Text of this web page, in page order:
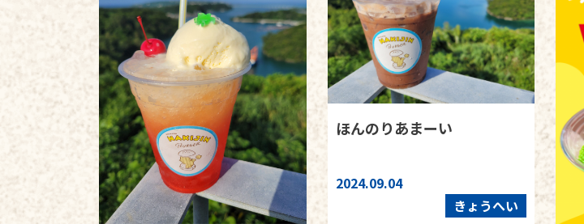
ほんのりあまーい
2024.09.04
きょうへい